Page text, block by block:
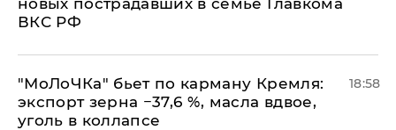
ВКС РФ
​"МоЛоЧКа" бьет по карману Кремля:
экспорт зерна −37,6 %, масла вдвое,
уголь в коллапсе
18:58